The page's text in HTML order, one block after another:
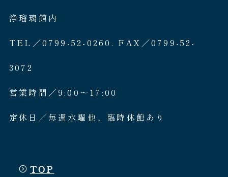
浄瑠璃館内
TEL／0799-52-0260. FAX／0799-52-
3072
営業時間／9:00〜17:00
定休日／毎週水曜他、臨時休館あり
TOP